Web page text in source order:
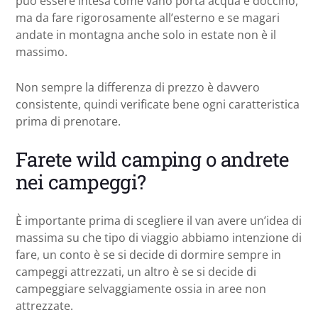
ma da fare rigorosamente all’esterno e se magari
andate in montagna anche solo in estate non è il
massimo.
Non sempre la differenza di prezzo è davvero
consistente, quindi verificate bene ogni caratteristica
prima di prenotare.
Farete wild camping o andrete
nei campeggi?
È importante prima di scegliere il van avere un’idea di
massima su che tipo di viaggio abbiamo intenzione di
fare, un conto è se si decide di dormire sempre in
campeggi attrezzati, un altro è se si decide di
campeggiare selvaggiamente ossia in aree non
attrezzate.